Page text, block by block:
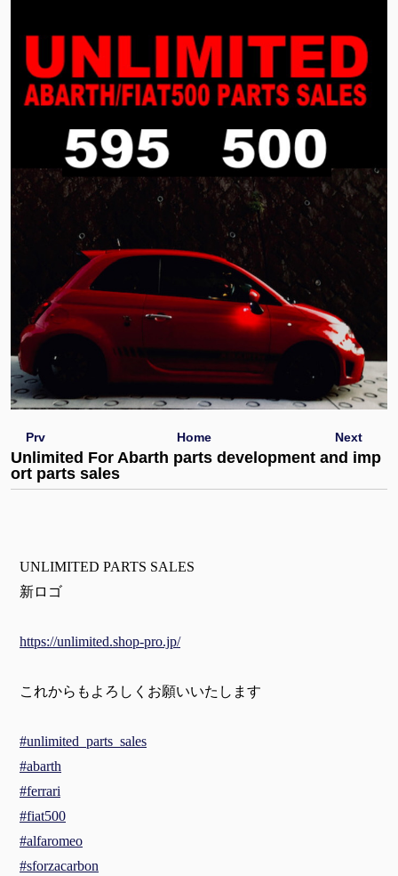
Next
Prv Home
Unlimited For Abarth parts development and imp
ort parts sales
UNLIMITED PARTS SALES
新ロゴ
https://unlimited.shop-pro.jp/
これからもよろしくお願いいたします
#unlimited_parts_sales
#abarth
#ferrari
#fiat500
#alfaromeo
#sforzacarbon